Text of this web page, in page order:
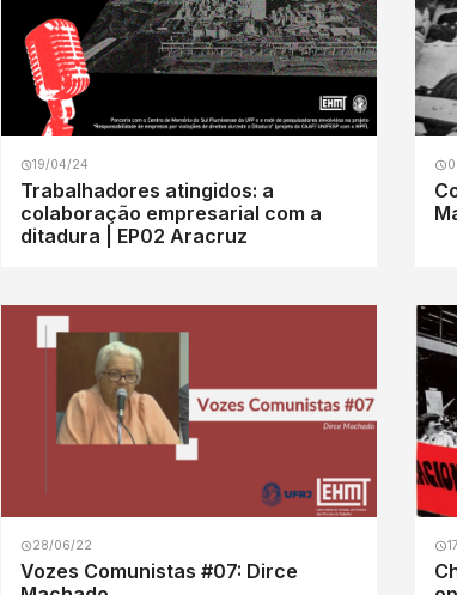
19/04/24
Trabalhadores atingidos: a
colaboração empresarial com a
ditadura | EP02 Aracruz
28/06/22
Vozes Comunistas #07: Dirce